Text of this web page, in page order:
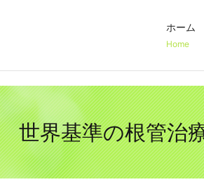
ホーム
Home
世界基準の根管治